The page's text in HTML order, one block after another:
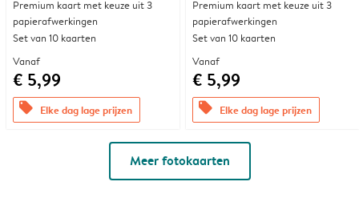
Premium kaart met keuze uit 3
papierafwerkingen
Set van 10 kaarten
Vanaf
€ 5,99
offers Elke dag lage prijzen
Premium kaart met keuze uit 3
papierafwerkingen
Set van 10 kaarten
Vanaf
€ 5,99
offers Elke dag lage prijzen
Meer fotokaarten